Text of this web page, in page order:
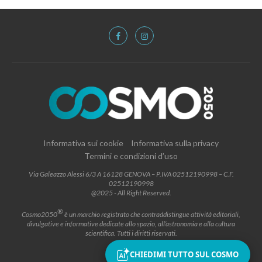
Informativa sui cookie
Informativa sulla privacy
Termini e condizioni d’uso
Via Galeazzo Alessi 6/3 A 16128 GENOVA – P.IVA 02512190998 – C.F.
02512190998
@2025 - All Right Reserved.
Cosmo2050®è un marchio registrato che contraddistingue attività editoriali,
divulgative e informative dedicate allo spazio, all’astronomia e alla cultura
scientifica. Tutti i diritti riservati.
CHIEDIMI TUTTO SUL COSMO